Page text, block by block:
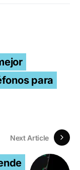
para
Next Article